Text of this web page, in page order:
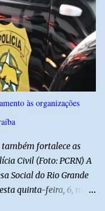
prevê ainda que
por semana, em dia
do município. É
ensino público
letras do Hino
estudantes interpretar
vereador, a Secretaria
complementares
às organizações
fortalece as
Civil (Foto: PCRN) A
Social do Rio Grande
quinta-feira, 6, mais